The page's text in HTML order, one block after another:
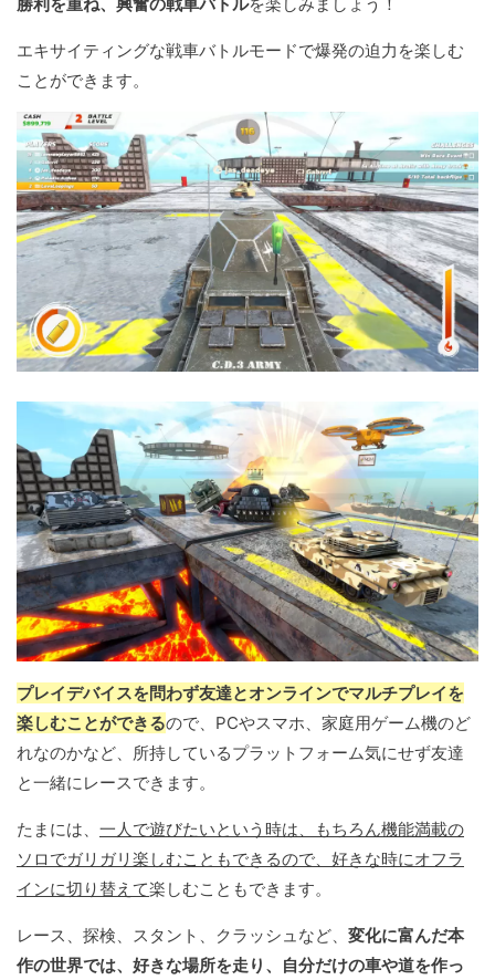
エキサイティングな戦車バトルモードで爆発の迫力を楽しむ
ことができます。
プレイデバイスを問わず友達とオンラインでマルチプレイを
楽しむことができるので、PCやスマホ、家庭用ゲーム機のど
れなのかなど、所持しているプラットフォーム気にせず友達
と一緒にレースできます。
たまには、 一人で遊びたいという時は、もちろん機能満載の
ソロでガリガリ楽しむこともできるので、好きな時にオフラ
インに切り替えて楽しむこともできます。
レース、探検、スタント、クラッシュなど、 変化に富んだ本
作の世界では、好きな場所を走り、自分だけの車や道を作っ